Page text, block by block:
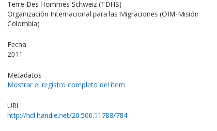
Terre Des Hommes Schweiz (TDHS)
Organización Internacional para las Migraciones (OIM-Misión
Colombia)
Fecha
2011
Metadatos
Mostrar el registro completo del ítem
URI
http://hdl.handle.net/20.500.11788/784